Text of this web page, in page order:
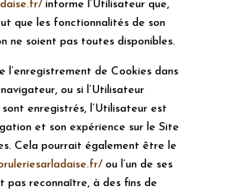
informe l’Utilisateur que,
que les fonctionnalités de son
ne soient pas toutes disponibles.
l’enregistrement de Cookies dans
ou si l’Utilisateur
enregistrés, l’Utilisateur est
et son expérience sur le Site
Cela pourrait également être le
ou l’un de ses
pas reconnaître, à des fins de